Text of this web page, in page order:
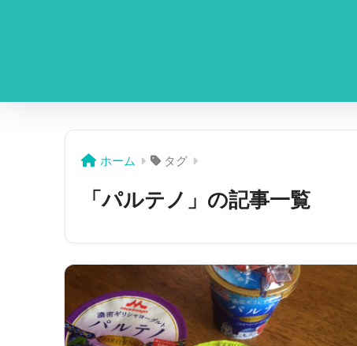
ホーム タグ
「パルテノ」の記事一覧